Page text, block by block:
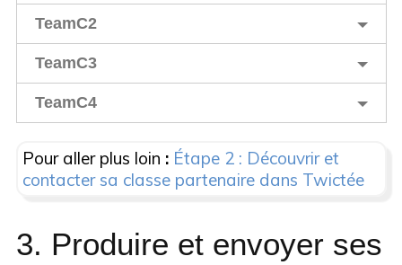
TeamC2
TeamC3
TeamC4
Pour aller plus loin : Étape 2 : Découvrir et
contacter sa classe partenaire dans Twictée
3. Produire et envoyer ses